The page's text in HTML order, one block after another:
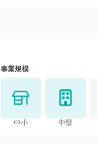
事業規模
中小 中堅